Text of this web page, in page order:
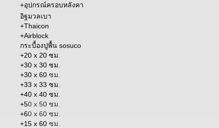
+อุปกรณ์ครอบหลังคา
อิฐมวลเบา
+Thaicon
+Airblock
กระบื้องปูพื้น sosuco
+20 x 20 ซม.
+30 x 30 ซม.
+30 x 60 ซม.
+33 x 33 ซม.
+40 x 40 ซม.
+50 x 50 ซม.
+60 x 60 ซม.
+15 x 60 ซม.